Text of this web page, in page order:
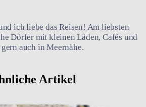
ich liebe das Reisen! Am liebsten
Dörfer mit kleinen Läden, Cafés und
auch in Meernähe.
Artikel